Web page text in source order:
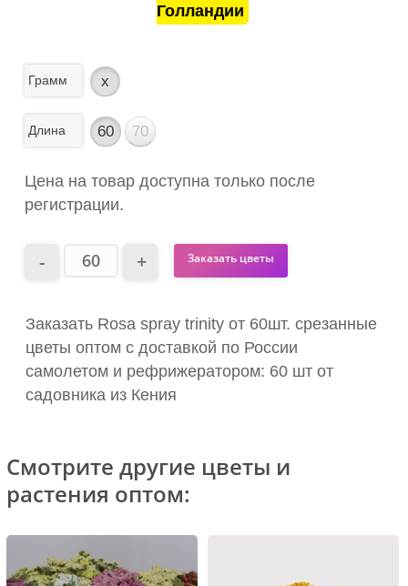
Голландии
Грамм x
Длина 60 70
Цена на товар доступна только после
регистрации.
Заказать цветы
Заказать Rosa spray trinity от 60шт. срезанные
цветы оптом с доставкой по России
самолетом и рефрижератором: 60 шт от
садовника из Кения
Смотрите другие цветы и
растения оптом: